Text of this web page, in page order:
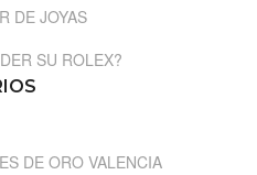
DE JOYAS
SU ROLEX?
DE ORO VALENCIA